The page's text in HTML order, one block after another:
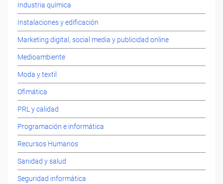
Industria química
Instalaciones y edificación
Marketing digital, social media y publicidad online
Medioambiente
Moda y textil
Ofimática
PRL y calidad
Programación e informática
Recursos Humanos
Sanidad y salud
Seguridad informática